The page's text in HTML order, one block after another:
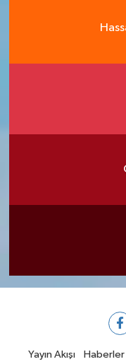
Yayın Akışı Haberler